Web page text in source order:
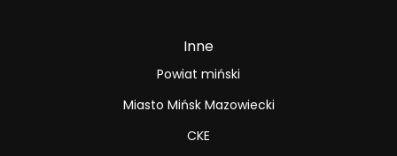
Inne
Powiat miński
Miasto Mińsk Mazowiecki
CKE